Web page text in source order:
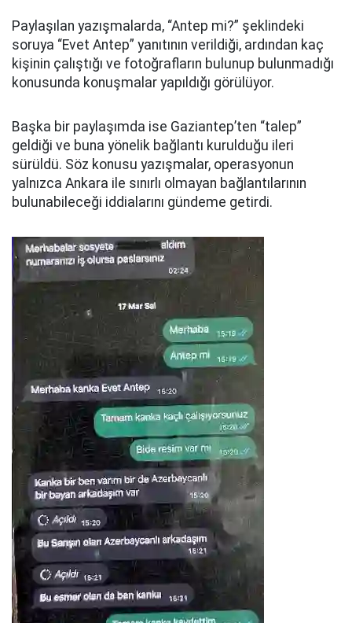
Paylaşılan yazışmalarda, “Antep mi?” şeklindeki
soruya “Evet Antep” yanıtının verildiği, ardından kaç
kişinin çalıştığı ve fotoğrafların bulunup bulunmadığı
konusunda konuşmalar yapıldığı görülüyor.
Başka bir paylaşımda ise Gaziantep’ten “talep”
geldiği ve buna yönelik bağlantı kurulduğu ileri
sürüldü. Söz konusu yazışmalar, operasyonun
yalnızca Ankara ile sınırlı olmayan bağlantılarının
bulunabileceği iddialarını gündeme getirdi.